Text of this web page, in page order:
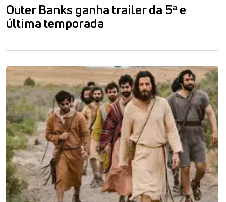
Outer Banks ganha trailer da 5ª e
última temporada